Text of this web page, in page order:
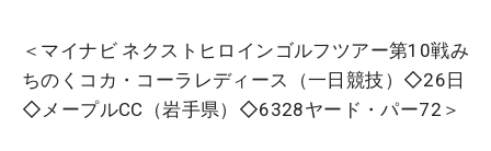
＜マイナビ ネクストヒロインゴルフツアー第10戦み
ちのくコカ・コーラレディース（一日競技）◇26日
◇メープルCC（岩手県）◇6328ヤード・パー72＞